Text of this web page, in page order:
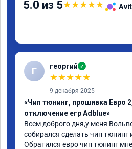
5.0 из 5★★★★★
Г георгий ✓
★★★★★
9 декабря 2025
«Чип тюнинг, прошивка Евро
отключение егр Adblue»
Всем доброго дня,у меня
собирался сделать чип тюнинг
Обратился евро чип тюнинг